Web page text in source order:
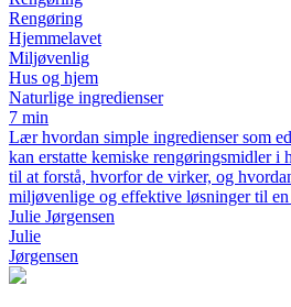
Rengøring
Hjemmelavet
Miljøvenlig
Hus og hjem
Naturlige ingredienser
7 min
Lær hvordan simple ingredienser som
kan erstatte kemiske rengøringsmidler
til at forstå, hvorfor de virker, og
miljøvenlige og effektive løsninger til en
Julie Jørgensen
Julie
Jørgensen